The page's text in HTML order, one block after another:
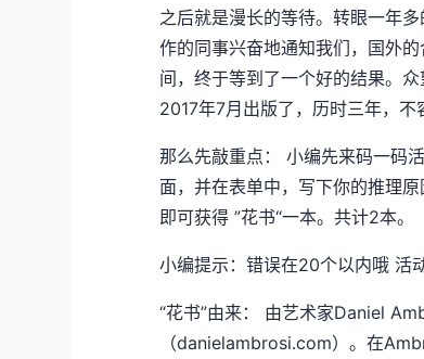
之后就是漫长的等待。转眼一年
作的同事兴奋地通知我们，国外
间，终于等到了一个好的结果。
2017年7月出版了，历时三年，不
那么先敲重点： 小编先来码一码
面，并在表单中，写下你的推理
即可获得 ”花书“一本。共计2本。
小编提示：错误在20个以内哦 活
“花书”由来： 由艺术家Daniel
（danielambrosi.com）。在